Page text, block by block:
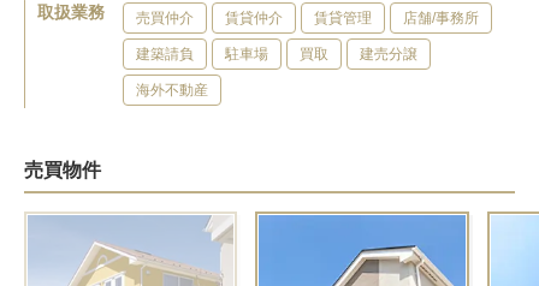
取扱業務 売買仲介 賃貸仲介 賃貸管理 店舗/事務所
建築請負 駐車場 買取 建売分譲
海外不動産
売買物件